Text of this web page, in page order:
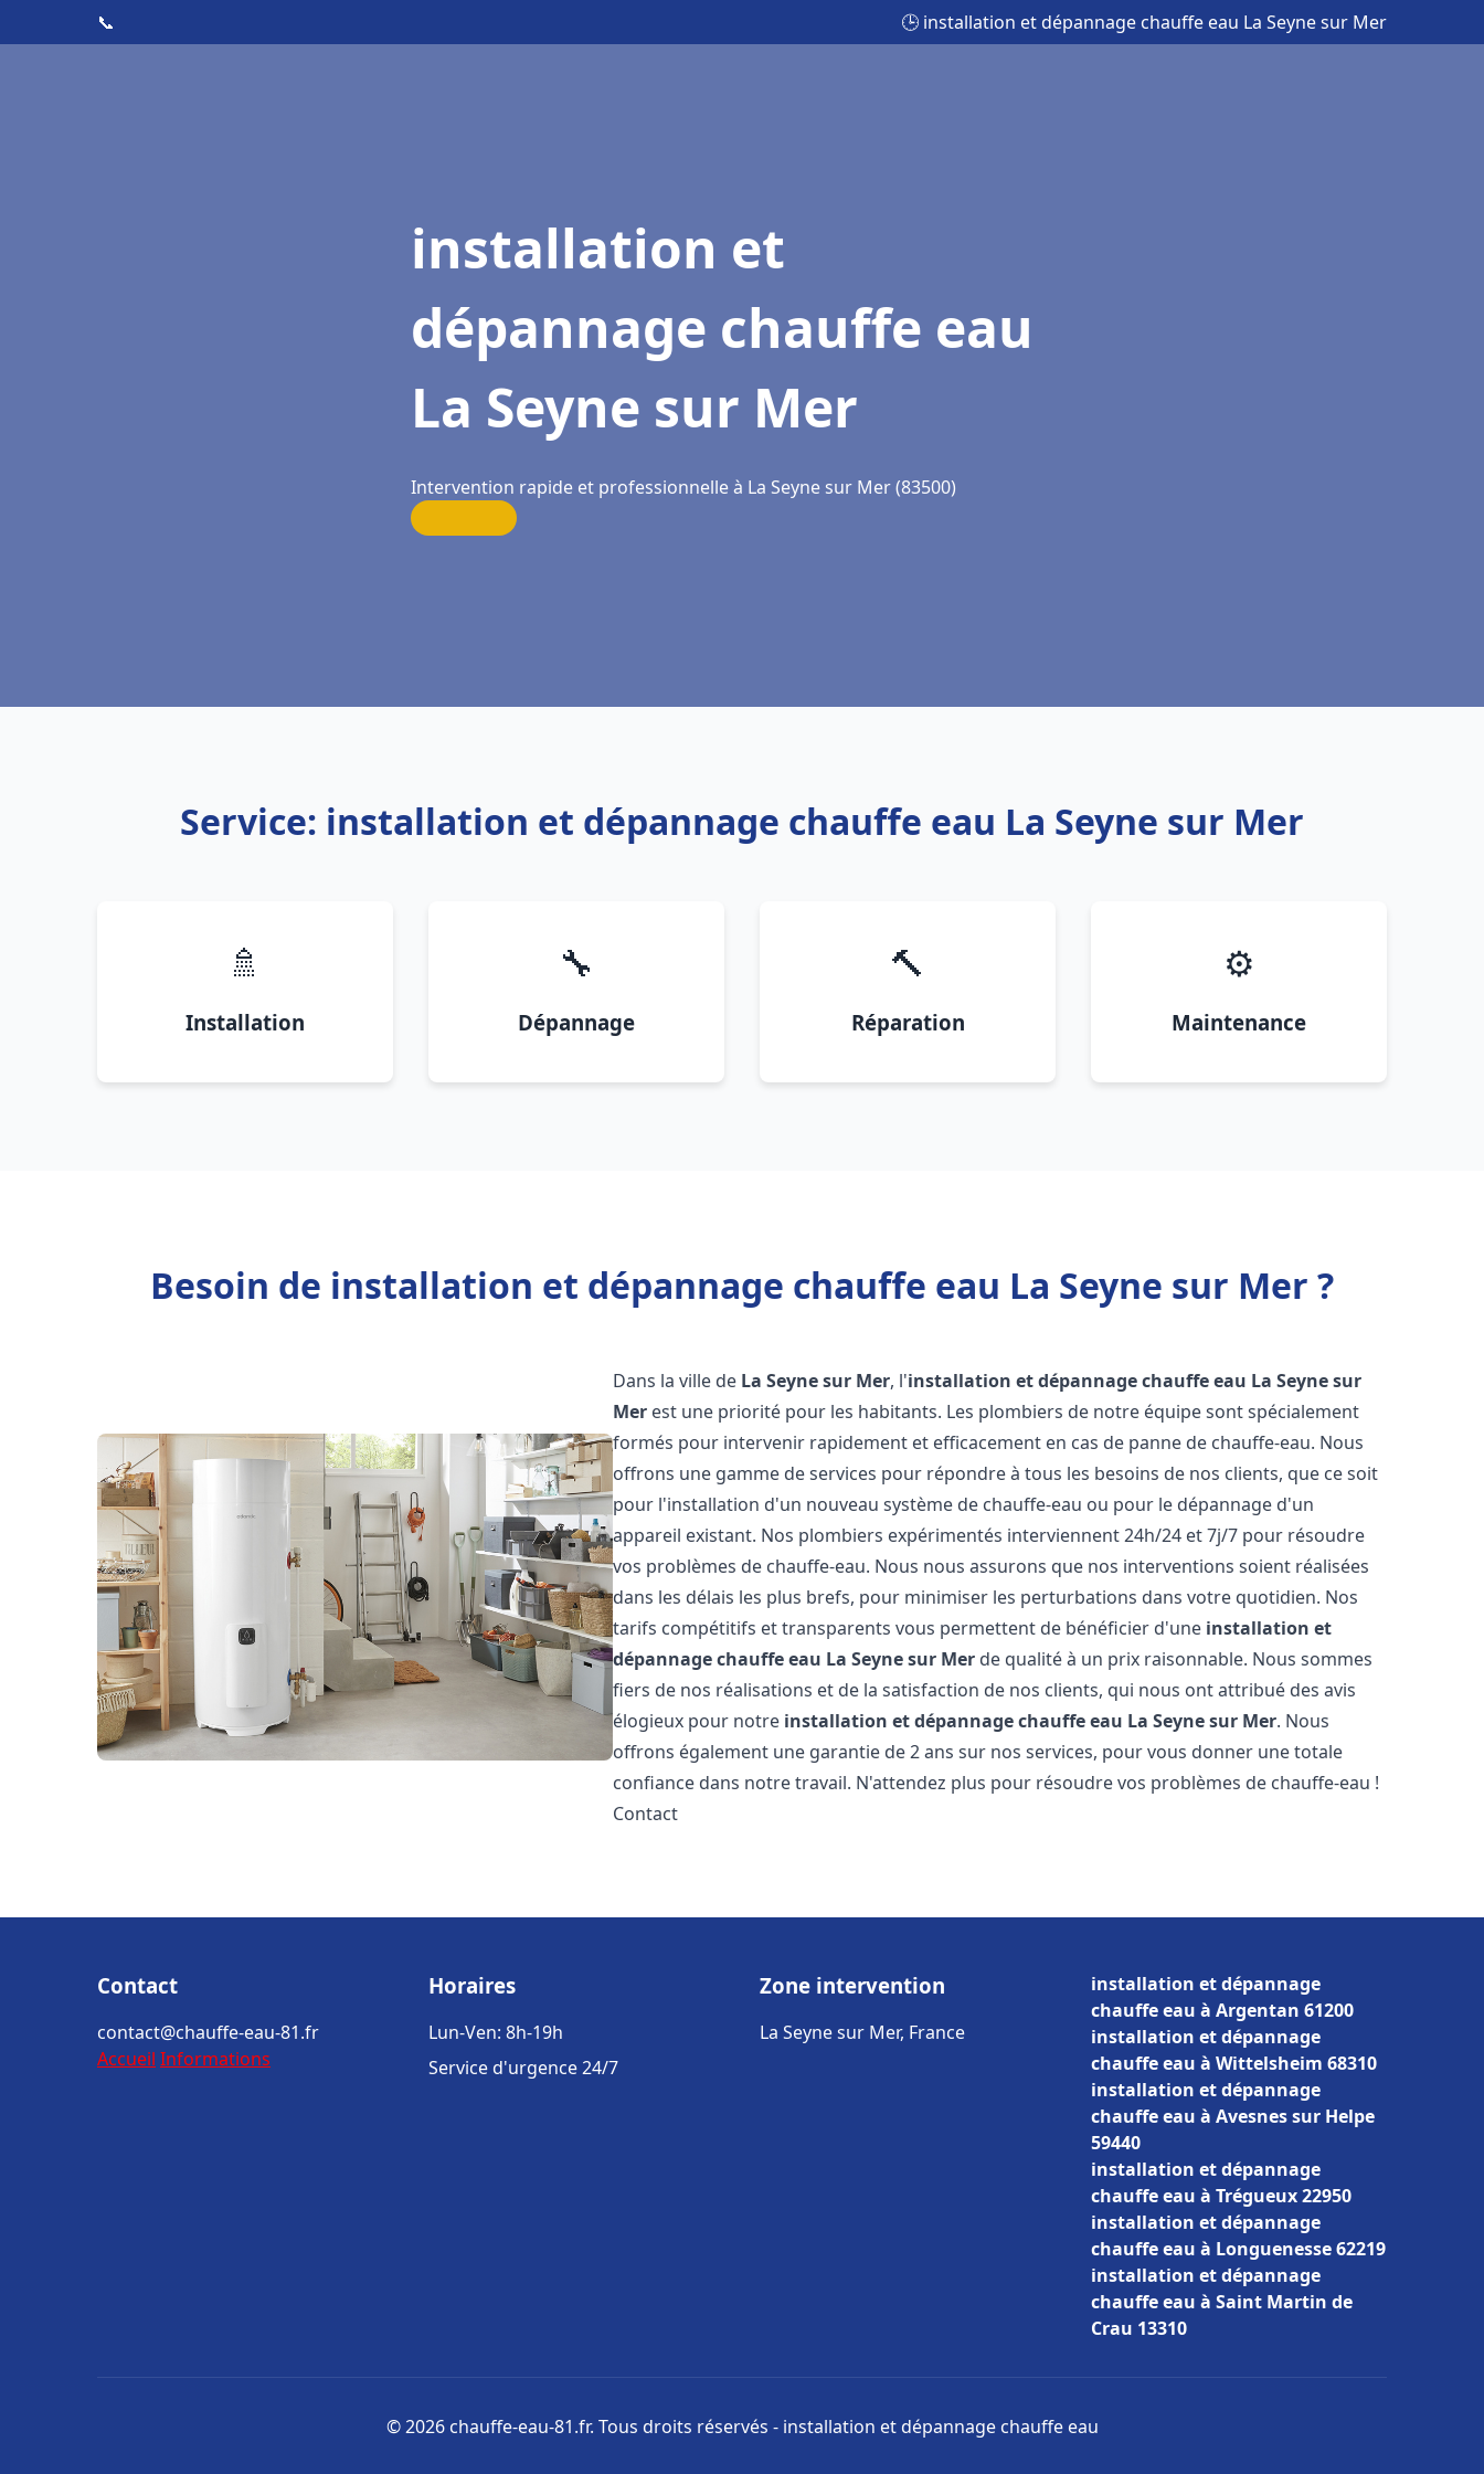
📞 🕒 installation et dépannage chauffe eau La Seyne sur Mer
installation et
dépannage chauffe eau
La Seyne sur Mer
Intervention rapide et professionnelle à La Seyne sur Mer (83500)
Service: installation et dépannage chauffe eau La Seyne sur Mer
🚿
Installation
🔧
Dépannage
🔨
Réparation
⚙️
Maintenance
Besoin de installation et dépannage chauffe eau La Seyne sur Mer ?
Dans la ville de La Seyne sur Mer, l'installation et dépannage chauffe eau La Seyne sur
Mer est une priorité pour les habitants. Les plombiers de notre équipe sont spécialement
formés pour intervenir rapidement et efficacement en cas de panne de chauffe-eau. Nous
offrons une gamme de services pour répondre à tous les besoins de nos clients, que ce soit
pour l'installation d'un nouveau système de chauffe-eau ou pour le dépannage d'un
appareil existant. Nos plombiers expérimentés interviennent 24h/24 et 7j/7 pour résoudre
vos problèmes de chauffe-eau. Nous nous assurons que nos interventions soient réalisées
dans les délais les plus brefs, pour minimiser les perturbations dans votre quotidien. Nos
tarifs compétitifs et transparents vous permettent de bénéficier d'une installation et
dépannage chauffe eau La Seyne sur Mer de qualité à un prix raisonnable. Nous sommes
fiers de nos réalisations et de la satisfaction de nos clients, qui nous ont attribué des avis
élogieux pour notre installation et dépannage chauffe eau La Seyne sur Mer. Nous
offrons également une garantie de 2 ans sur nos services, pour vous donner une totale
confiance dans notre travail. N'attendez plus pour résoudre vos problèmes de chauffe-eau !
Contact
Contact
contact@chauffe-eau-81.fr
Accueil Informations
Horaires
Lun-Ven: 8h-19h
Service d'urgence 24/7
Zone intervention
La Seyne sur Mer, France
installation et dépannage
chauffe eau à Argentan 61200
installation et dépannage
chauffe eau à Wittelsheim 68310
installation et dépannage
chauffe eau à Avesnes sur Helpe
59440
installation et dépannage
chauffe eau à Trégueux 22950
installation et dépannage
chauffe eau à Longuenesse 62219
installation et dépannage
chauffe eau à Saint Martin de
Crau 13310
© 2026 chauffe-eau-81.fr. Tous droits réservés - installation et dépannage chauffe eau